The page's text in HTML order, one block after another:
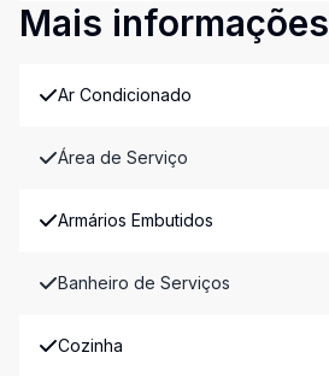
Mais informações
Ar Condicionado
Área de Serviço
Armários Embutidos
Banheiro de Serviços
Cozinha